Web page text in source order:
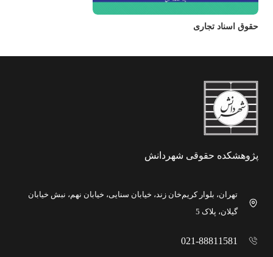
حقوق اسناد تجاری
پژوهشکده حقوقی شهردانش
تهران، بلوار کریم‌خان زند، خیابان سنایی، خیابان نهم، نبش خیابان
گیلان، پلاک 5
021-88811581